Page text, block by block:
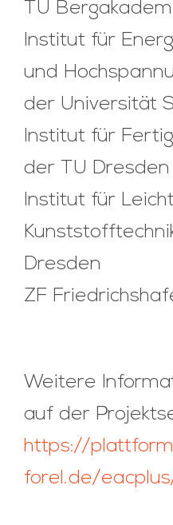
TU
Institut für
und
der Universität
Institut für
der TU Dresden
Institut für
Dresden
ZF
Weitere
auf der
https://
forel.de/